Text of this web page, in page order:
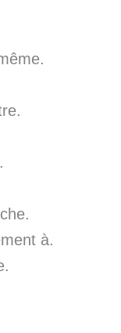
à.